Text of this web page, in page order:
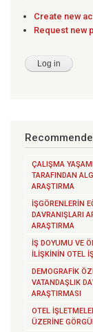
Create new
Request new
ÇALIŞMA
TARAFINDAN
ARAŞTIRMA
İŞGÖRENLERİN
DAVRANIŞLARI
ARAŞTIRMA
İŞ DOYUMU VE
İLİŞKİNİN OTEL
DEMOGRAFİK
VATANDAŞLIK
ARAŞTIRMASI
OTEL
ÜZERİNE